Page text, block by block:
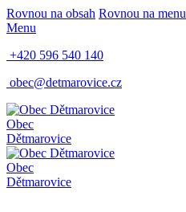
Rovnou na obsah Rovnou na menu
Menu
+420 596 540 140
obec@detmarovice.cz
Obec
Dětmarovice
Obec
Dětmarovice